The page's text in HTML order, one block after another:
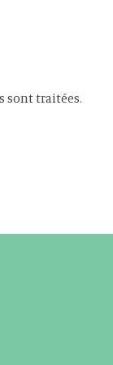
sont traitées.